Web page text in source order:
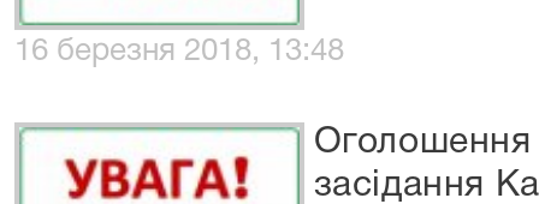
16 березня 2018, 13:48
Оголошення
засідання